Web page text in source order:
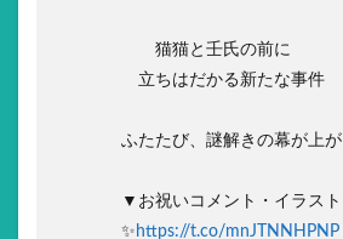
猫猫と壬氏の前に
立ちはだかる新たな事件
ふたたび、謎解きの幕が上が
▼お祝いコメント・イラス
✨ https://t.co/mnJTNNHPNP